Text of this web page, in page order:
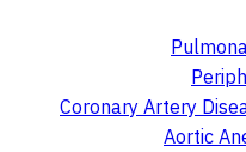
Coronary Artery
Aortic